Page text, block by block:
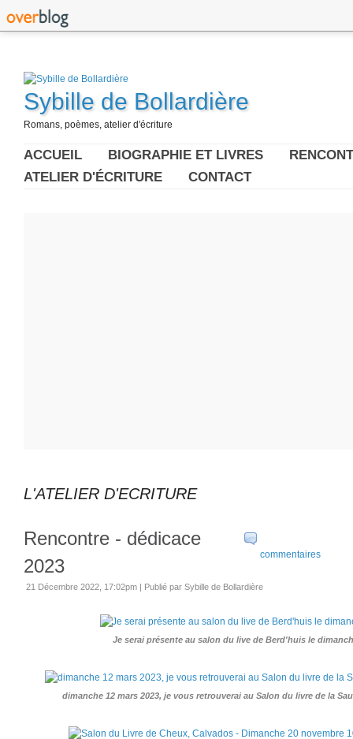
Sybille de Bollardière
Romans, poèmes, atelier d'écriture
ACCUEIL BIOGRAPHIE ET LIVRES
ATELIER D'ÉCRITURE
CONTACT
L'ATELIER D'ECRITURE
commentaires
Rencontre - dédicace
2023
21 Décembre 2022, 17:02pm | Publié par Sybille de Bollardière
Je serai présente au salon du live de Berd'huis le
dimanche 12 mars 2023, je vous retrouverai au Salon du livre de la